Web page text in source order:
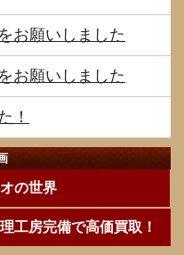
お願いしました
お願いしました
！
の世界
工房完備で高価買取！